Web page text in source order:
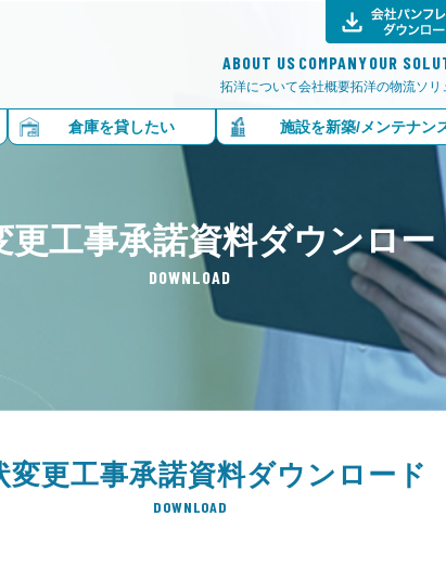
拓洋について
ABOUT US
会社概要
COMPANY
拓洋の物流ソリ
OUR
倉庫を貸したい 施設を新築/メンテナン
更工事承諾資料ダウンロー
DOWNLOAD
変更工事承諾資料ダウンロード
DOWNLOAD